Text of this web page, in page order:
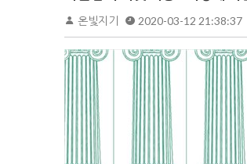
온빛지기 2020-03-12 21:38:37